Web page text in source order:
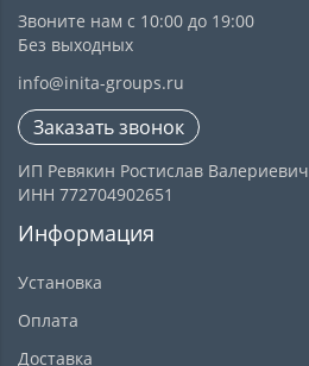
Звоните нам с 10:00 до 19:00
Без выходных
info@inita-groups.ru
Заказать звонок
ИП Ревякин Ростислав Валериевич
ИНН 772704902651
Информация
Установка
Оплата
Доставка